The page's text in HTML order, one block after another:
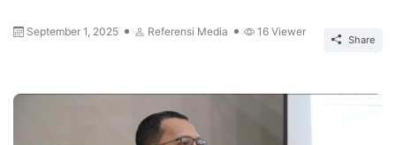
September 1, 2025 Referensi Media 16 Viewer
Share